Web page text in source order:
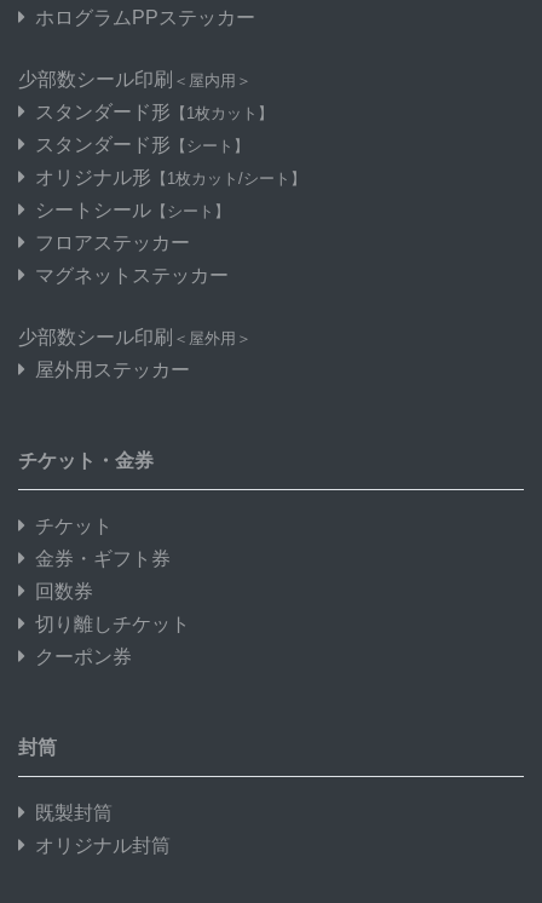
ホログラムPPステッカー
少部数シール印刷 ＜屋内用＞
スタンダード形 【1枚カット】
スタンダード形 【シート】
オリジナル形 【1枚カット/シート】
シートシール 【シート】
フロアステッカー
マグネットステッカー
少部数シール印刷 ＜屋外用＞
屋外用ステッカー
チケット・金券
チケット
金券・ギフト券
回数券
切り離しチケット
クーポン券
封筒
既製封筒
オリジナル封筒